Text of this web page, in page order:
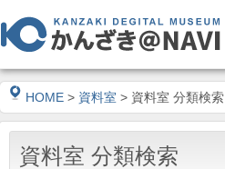
HOME > 資料室 > 資料室 分類検索
資料室 分類検索